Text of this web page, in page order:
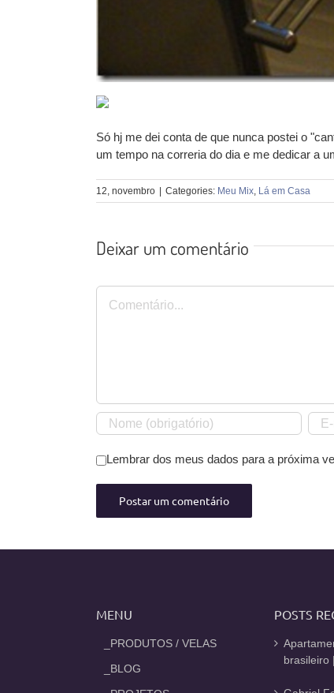
Só hj me dei conta de que nunca postei o
um tempo na correria do dia e me dedicar a
12, novembro Categories: Meu Mix, Lá em Casa
Deixar um comentário
Comentário
Lembrar dos meus dados para a próxima
MENU
_PRODUTOS / VELAS
_BLOG
POSTS
brasileiro